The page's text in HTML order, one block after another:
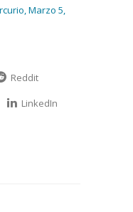
Marzo 5,
Reddit
LinkedIn